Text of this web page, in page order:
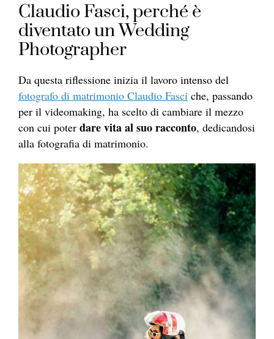
Claudio Fasci, perché è
diventato un Wedding
Photographer
Da questa riflessione inizia il lavoro intenso del
fotografo di matrimonio Claudio Fasci che, passando
per il videomaking, ha scelto di cambiare il mezzo
con cui poter dare vita al suo racconto, dedicandosi
alla fotografia di matrimonio.